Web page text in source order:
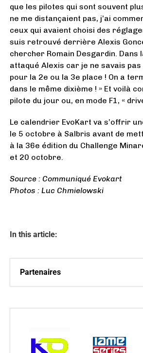
que les pilotes qui sont souvent
ne me distançaient pas, j’ai
ceux qui avaient choisi des
suis retrouvé derrière Alexis
chercher Romain Desgardin. Dans
attaqué Alexis car je ne savais
pour la 2e ou la 3e place ! On a
dans le même dixième ! » Et voilà
pilote du jour ou, en mode F1, «
Le calendrier EvoKart va s’offrir
le 5 octobre à Salbris avant de
à la 36e édition du Challenge
et 20 octobre.
Source : Communiqué Evokart
Photos : Luc Chmielowski
In this article:
Partenaires